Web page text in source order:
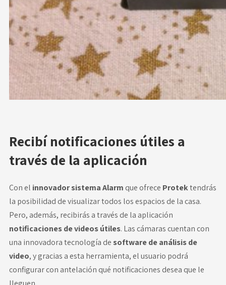
Recibí notificaciones útiles a
través de la aplicación
Con el innovador sistema Alarm que ofrece Protektendrás
la posibilidad de visualizar todos los espacios de la casa.
Pero, además, recibirás a través de la aplicación
notificaciones de videos útiles. Las cámaras cuentan con
una innovadora tecnología de software de análisis de
video, y gracias a esta herramienta, el usuario podrá
configurar con antelación qué notificaciones desea que le